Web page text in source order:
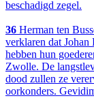
beschadigd zegel.
36 Herman ten
verklaren dat
hebben hun
Zwolle. De
dood zullen ze
oorkonders.